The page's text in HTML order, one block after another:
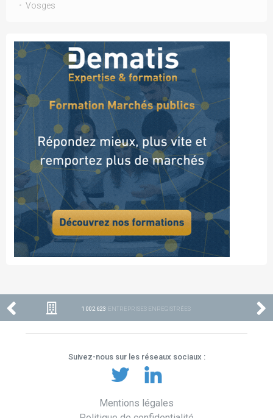
Vosges
1 002 623 ENTREPRISES ENREGISTRÉES
Suivez-nous sur les réseaux sociaux :
Mentions légales